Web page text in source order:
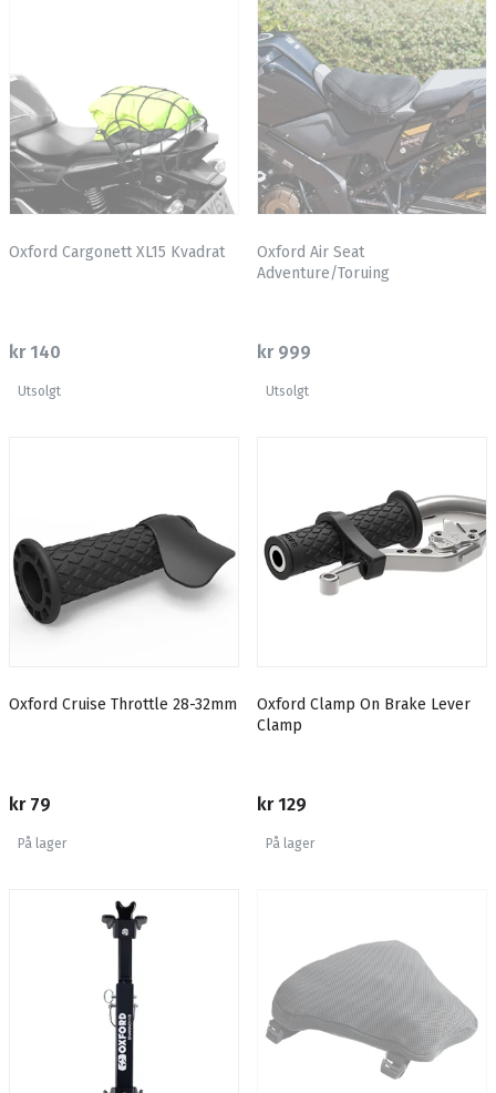
Oxford Cargonett XL15 Kvadrat
kr 140
Utsolgt
Oxford Air Seat
Adventure/Toruing
kr 999
Utsolgt
Oxford Cruise Throttle 28-32mm
kr 79
På lager
Oxford Clamp On Brake Lever
Clamp
kr 129
På lager